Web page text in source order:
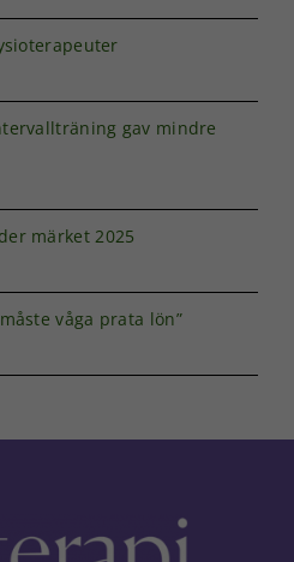
gav mindre
märket 2025
våga prata lön”
att försvinna
hemsidan.
med dig av dina
intressen och ditt
surfar ökar du
chansen att få se